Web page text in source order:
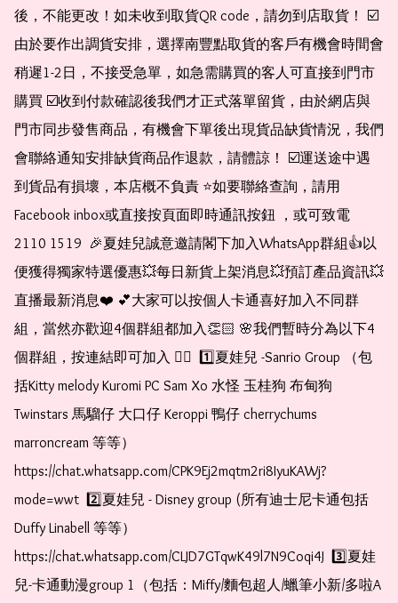
後，不能更改！如未收到取貨QR code，請勿到店取貨！ ☑️
由於要作出調貨安排，選擇南豐點取貨的客戶有機會時間會
稍遲1-2日，不接受急單，如急需購買的客人可直接到門市
購買 ☑️收到付款確認後我們才正式落單留貨，由於網店與
門市同步發售商品，有機會下單後出現貨品缺貨情況，我們
會聯絡通知安排缺貨商品作退款，請體諒！ ☑️運送途中遇
到貨品有損壞，本店概不負責 ⭐️如要聯絡查詢，請用
Facebook inbox或直接按頁面即時通訊按鈕 ，或可致電
2110 1519  🎉夏娃兒誠意邀請閣下加入WhatsApp群組👍以
便獲得獨家特選優惠💥每日新貨上架消息💥預訂產品資訊💥
直播最新消息❤️ 💕大家可以按個人卡通喜好加入不同群
組，當然亦歡迎4個群組都加入👏🏻 🌸我們暫時分為以下4
個群組，按連結即可加入 👇🏻  1️⃣夏娃兒 -Sanrio Group （包
括Kitty melody Kuromi PC Sam Xo 水怪 玉桂狗 布甸狗
Twinstars 馬騮仔 大口仔 Keroppi 鴨仔 cherrychums
marroncream 等等）
https://chat.whatsapp.com/CPK9Ej2mqtm2ri8IyuKAWj?
mode=wwt  2️⃣夏娃兒 - Disney group (所有迪士尼卡通包括
Duffy Linabell 等等）
https://chat.whatsapp.com/CLJD7GTqwK49l7N9Coqi4J  3️⃣夏娃
兒-卡通動漫group 1（包括：Miffy/麵包超人/蠟筆小新/多啦A